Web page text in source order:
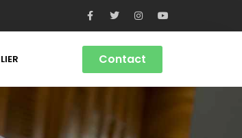
Contact